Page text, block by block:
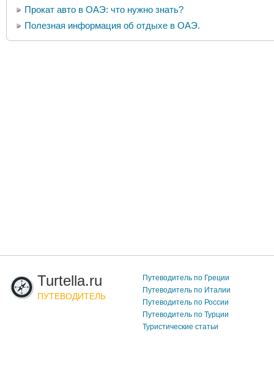
Прокат авто в ОАЭ: что нужно знать?
Полезная информация об отдыхе в ОАЭ.
Turtella.ru
ПУТЕВОДИТЕЛЬ
Путеводитель по Греции
Путеводитель по Италии
Путеводитель по России
Путеводитель по Турции
Туристические статьи